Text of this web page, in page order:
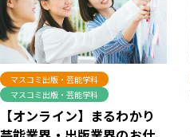
マスコミ出版・芸能学科
マスコミ出版・芸能学科
【オンライン】まるわかり